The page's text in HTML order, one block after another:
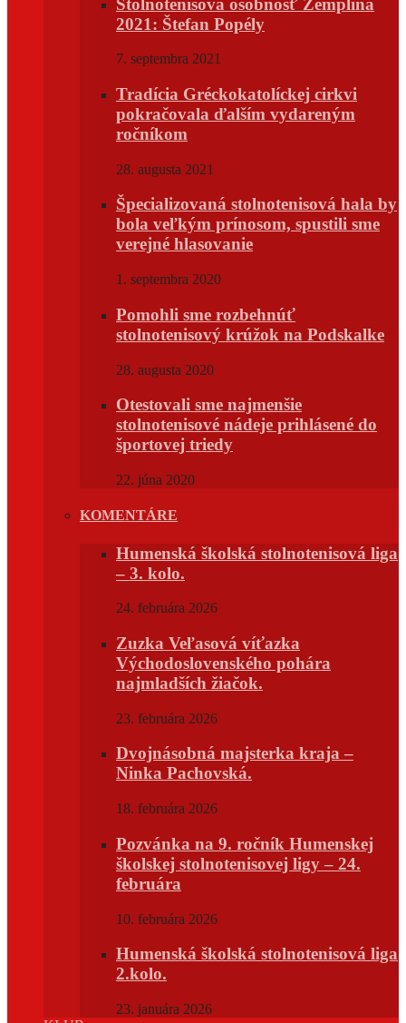
2021: Štefan Popély
7. septembra 2021
Tradícia Gréckokatolíckej cirkvi
pokračovala ďalším vydareným
ročníkom
28. augusta 2021
Špecializovaná stolnotenisová hala by
bola veľkým prínosom, spustili sme
verejné hlasovanie
1. septembra 2020
Pomohli sme rozbehnúť
stolnotenisový krúžok na Podskalke
28. augusta 2020
Otestovali sme najmenšie
stolnotenisové nádeje prihlásené do
športovej triedy
22. júna 2020
KOMENTÁRE
Humenská školská stolnotenisová liga
– 3. kolo.
24. februára 2026
Zuzka Veľasová víťazka
Východoslovenského pohára
najmladších žiačok.
23. februára 2026
Dvojnásobná majsterka kraja –
Ninka Pachovská.
18. februára 2026
Pozvánka na 9. ročník Humenskej
školskej stolnotenisovej ligy – 24.
februára
10. februára 2026
Humenská školská stolnotenisová liga
2.kolo.
23. januára 2026